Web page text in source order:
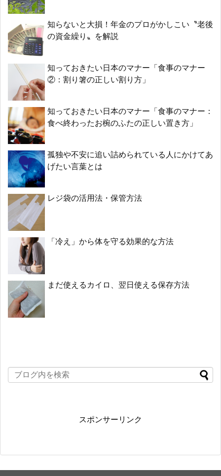
知らないと大損！年金のプロがかしこい〝老後
の資金繰り〟を解説
知っておきたい日本のマナー「食事のマナー
②：割り箸の正しい割り方」
知っておきたい日本のマナー「食事のマナー：
食べ終わったお椀のふたの正しい置き方」
孤独や不安に追い詰められている人にかけてあ
げたい言葉とは
レジ袋の活用法・保管方法
「冷え」から体を守る効果的な方法
まだ使えるカイロ、翌日使える保存方法
スポンサーリンク